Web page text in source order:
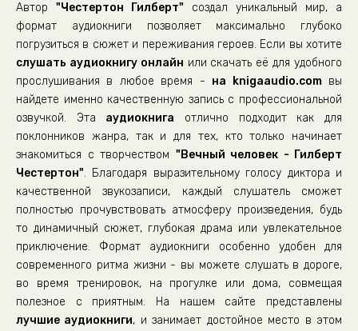
Автор "Честертон Гилберт" создал уникальный мир, а
формат аудиокниги позволяет максимально глубоко
погрузиться в сюжет и переживания героев. Если вы хотите
слушать аудиокнигу онлайн или скачать её для удобного
прослушивания в любое время - на knigaaudio.comвы
найдете именно качественную запись с профессиональной
озвучкой. Эта аудиокнига отлично подходит как для
поклонников жанра, так и для тех, кто только начинает
знакомиться с творчеством "Вечный человек - Гилберт
Честертон". Благодаря выразительному голосу диктора и
качественной звукозаписи, каждый слушатель сможет
полностью прочувствовать атмосферу произведения, будь
то динамичный сюжет, глубокая драма или увлекательное
приключение. Формат аудиокниги особенно удобен для
современного ритма жизни - вы можете слушать в дороге,
во время тренировок, на прогулке или дома, совмещая
полезное с приятным. На нашем сайте представлены
лучшие аудиокниги, и занимает достойное место в этом